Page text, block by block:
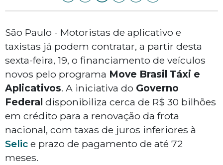
São Paulo - Motoristas de aplicativo e
taxistas já podem contratar, a partir desta
sexta-feira, 19, o financiamento de veículos
novos pelo programa Move Brasil Táxi e
Aplicativos. A iniciativa do Governo
Federal disponibiliza cerca de R$ 30 bilhões
em crédito para a renovação da frota
nacional, com taxas de juros inferiores à
Selic e prazo de pagamento de até 72
meses.